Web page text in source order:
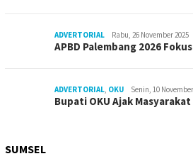
ADVERTORIAL Rabu, 26 November 2025
APBD Palembang 2026
ADVERTORIAL, OKU Senin, 10
Bupati OKU Ajak
SUMSEL